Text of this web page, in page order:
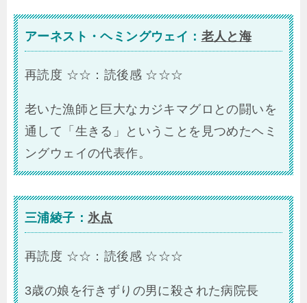
アーネスト・ヘミングウェイ： 老人と海
再読度 ☆☆：読後感 ☆☆☆
老いた漁師と巨大なカジキマグロとの闘いを
通して「生きる」ということを見つめたヘミ
ングウェイの代表作。
三浦綾子： 氷点
再読度 ☆☆：読後感 ☆☆☆
3歳の娘を行きずりの男に殺された病院長